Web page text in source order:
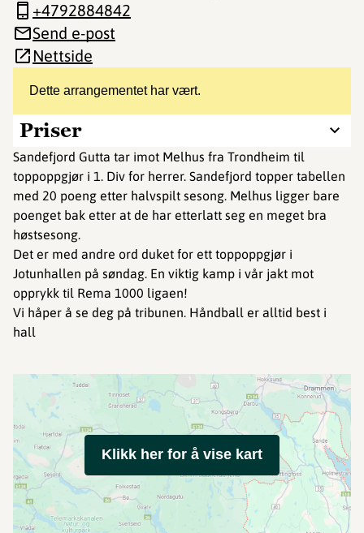
Dette arrangementet har vært.
Priser
Sandefjord Gutta tar imot Melhus fra Trondheim til
toppoppgjør i 1. Div for herrer. Sandefjord topper tabellen
med 20 poeng etter halvspilt sesong. Melhus ligger bare
poenget bak etter at de har etterlatt seg en meget bra
høstsesong.
Det er med andre ord duket for ett toppoppgjør i
Jotunhallen på søndag. En viktig kamp i vår jakt mot
opprykk til Rema 1000 ligaen!
Vi håper å se deg på tribunen. Håndball er alltid best i
hall
+4792884842
Send e-post
Nettside
Klikk her for å vise kart